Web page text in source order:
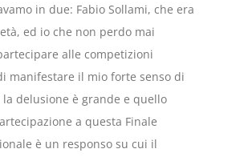
in due: Fabio Sollami, che era
ed io che non perdo mai
alle competizioni
manifestare il mio forte senso di
delusione è grande e quello
a questa Finale
è un responso su cui il